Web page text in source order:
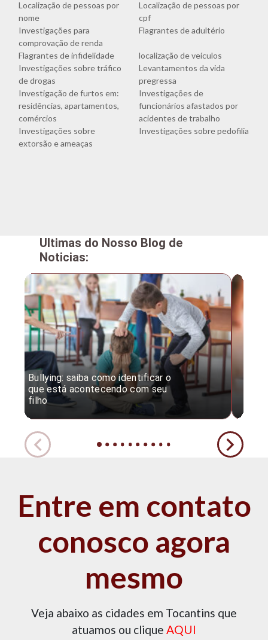
Localização de pessoas por
nome
Localização de pessoas por
cpf
Investigações para
comprovação de renda
Flagrantes de adultério
Flagrantes de infidelidade
localização de veículos
Investigações sobre tráfico
de drogas
Levantamentos da vida
pregressa
Investigação de furtos em:
residências, apartamentos,
comércios
Investigações de
funcionários afastados por
acidentes de trabalho
Investigações sobre
extorsão e ameaças
Investigações sobre pedofilia
Ultimas do Nosso Blog de
Noticias:
Bullying: saiba como identificar o
que está acontecendo com seu
filho
Entre em contato
conosco agora
mesmo
Veja abaixo as cidades em Tocantins que
atuamos ou clique AQUI